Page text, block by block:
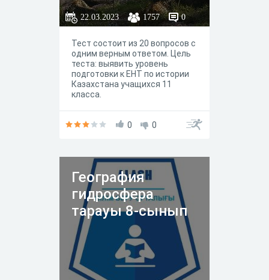
22.03.2023 1757 0
Тест состоит из 20 вопросов с
одним верным ответом. Цель
теста: выявить уровень
подготовки к ЕНТ по истории
Казахстана учащихся 11
класса.
0 0
География
гидросфера
тарауы 8-сынып